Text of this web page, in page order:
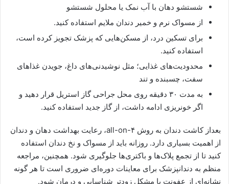
شستشو دهان با آب نمک یا محلول شستشو
از مسواک نرم و خمیر دندان ملایم استفاده کنید.
برای تسکین درد، از مسکن‌هایی که پزشک تجویز کرده است،
استفاده کنید.
محدودیت‌های غذایی؛ مثل نوشیدنی‌های داغ، جویدن غذاهای
سفت، چسبنده و تند
به مدت ۳۰ دقیقه روی محل جراحی گاز استریل قرار دهید و
اگر خونریزی ادامه داشت، از گاز جدید استفاده کنید.
بعداز کاشت دندان به روش all-on-۴، رعایت بهداشت دهان و دندان
از اهمیت بسیاری دارد. روزانه باید از مسواک و نخ دندان استفاده
کنید تا از تجمع پلاک‌ها و باکتری‌ها جلوگیری شود. همچنین، مراجعه
منظم به دندانپزشک برای معاینات دوره‌ای ضروری است تا هر گونه
نشانه‌ای از عفونت یا مشکل زودتر شناسایی و درمان شود.